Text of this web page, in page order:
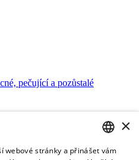
pečující a pozůstalé
×
webové stránky a přinášet vám